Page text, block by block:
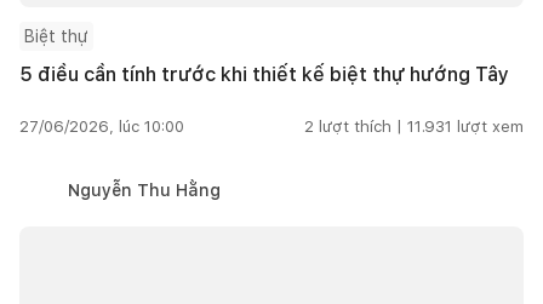
Biệt thự
5 điều cần tính trước khi thiết kế biệt thự hướng Tây
27/06/2026, lúc 10:00 2 lượt thích | 11.931 lượt xem
Nguyễn Thu Hằng